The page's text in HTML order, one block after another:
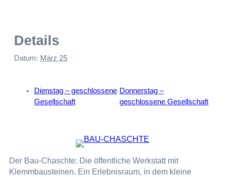
Details
Datum: März 25
Dienstag – geschlossene
Gesellschaft
Donnerstag –
geschlossene Gesellschaft
Der Bau-Chaschte: Die öffentliche Werkstatt mit
Klemmbausteinen. Ein Erlebnisraum, in dem kleine